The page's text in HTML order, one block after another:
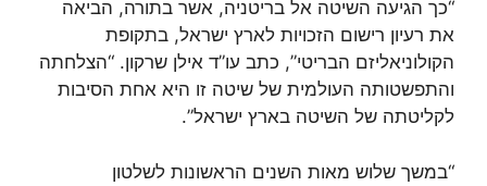
“כך הגיעה השיטה אל בריטניה, אשר בתורה, הביאה
את רעיון רישום הזכויות לארץ ישראל, בתקופת
הקולוניאליזם הבריטי”, כתב עו”ד אילן שרקון. “הצלחתה
והתפשטותה העולמית של שיטה זו היא אחת הסיבות
לקליטתה של השיטה בארץ ישראל”.
“במשך שלוש מאות השנים הראשונות לשלטון